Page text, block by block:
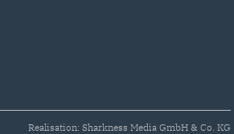
Realisation: Sharkness Media GmbH & Co. KG